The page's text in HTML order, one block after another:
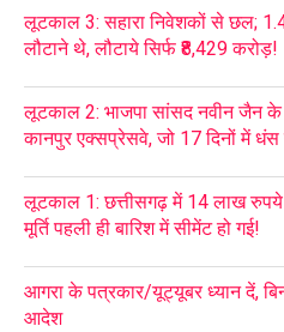
लूटकाल 3: सहारा निवेशकों से छल;
लौटाने थे, लौटाये सिर्फ ₹8,429 करोड़!
लूटकाल 2: भाजपा सांसद नवीन जैन
कानपुर एक्सप्रेसवे, जो 17 दिनों में धंस
लूटकाल 1: छत्तीसगढ़ में 14 लाख रुपये
मूर्ति पहली ही बारिश में सीमेंट हो गई!
आगरा के पत्रकार/यूट्यूबर ध्यान दें,
आदेश